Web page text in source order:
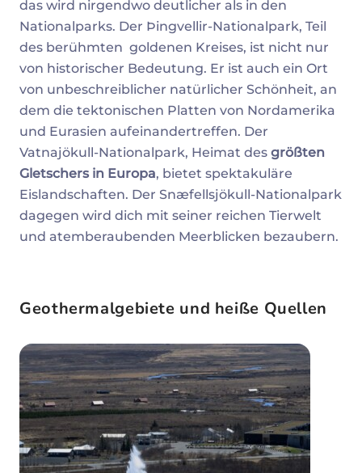
das wird nirgendwo deutlicher als in den
Nationalparks. Der Þingvellir-Nationalpark, Teil
des berühmten goldenen Kreises, ist nicht nur
von historischer Bedeutung. Er ist auch ein Ort
von unbeschreiblicher natürlicher Schönheit, an
dem die tektonischen Platten von Nordamerika
und Eurasien aufeinandertreffen. Der
Vatnajökull-Nationalpark, Heimat des größten
Gletschers in Europa, bietet spektakuläre
Eislandschaften. Der Snæfellsjökull-Nationalpark
dagegen wird dich mit seiner reichen Tierwelt
und atemberaubenden Meerblicken bezaubern.
Geothermalgebiete und heiße Quellen